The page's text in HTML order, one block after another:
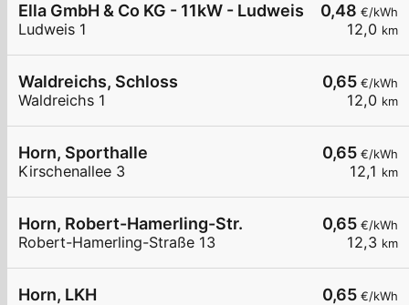
0,48 €/kWh
12,0 km
Ella GmbH & Co KG - 11kW - Ludweis - Pfarrstadl
Ludweis 1
0,65 €/kWh
12,0 km
Waldreichs, Schloss
Waldreichs 1
0,65 €/kWh
12,1 km
Horn, Sporthalle
Kirschenallee 3
0,65 €/kWh
12,3 km
Horn, Robert-Hamerling-Str.
Robert-Hamerling-Straße 13
0,65 €/kWh
Horn, LKH